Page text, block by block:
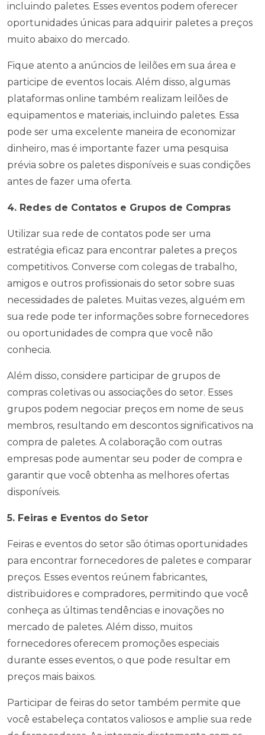
incluindo paletes. Esses eventos podem oferecer
oportunidades únicas para adquirir paletes a preços
muito abaixo do mercado.
Fique atento a anúncios de leilões em sua área e
participe de eventos locais. Além disso, algumas
plataformas online também realizam leilões de
equipamentos e materiais, incluindo paletes. Essa
pode ser uma excelente maneira de economizar
dinheiro, mas é importante fazer uma pesquisa
prévia sobre os paletes disponíveis e suas condições
antes de fazer uma oferta.
4. Redes de Contatos e Grupos de Compras
Utilizar sua rede de contatos pode ser uma
estratégia eficaz para encontrar paletes a preços
competitivos. Converse com colegas de trabalho,
amigos e outros profissionais do setor sobre suas
necessidades de paletes. Muitas vezes, alguém em
sua rede pode ter informações sobre fornecedores
ou oportunidades de compra que você não
conhecia.
Além disso, considere participar de grupos de
compras coletivas ou associações do setor. Esses
grupos podem negociar preços em nome de seus
membros, resultando em descontos significativos na
compra de paletes. A colaboração com outras
empresas pode aumentar seu poder de compra e
garantir que você obtenha as melhores ofertas
disponíveis.
5. Feiras e Eventos do Setor
Feiras e eventos do setor são ótimas oportunidades
para encontrar fornecedores de paletes e comparar
preços. Esses eventos reúnem fabricantes,
distribuidores e compradores, permitindo que você
conheça as últimas tendências e inovações no
mercado de paletes. Além disso, muitos
fornecedores oferecem promoções especiais
durante esses eventos, o que pode resultar em
preços mais baixos.
Participar de feiras do setor também permite que
você estabeleça contatos valiosos e amplie sua rede